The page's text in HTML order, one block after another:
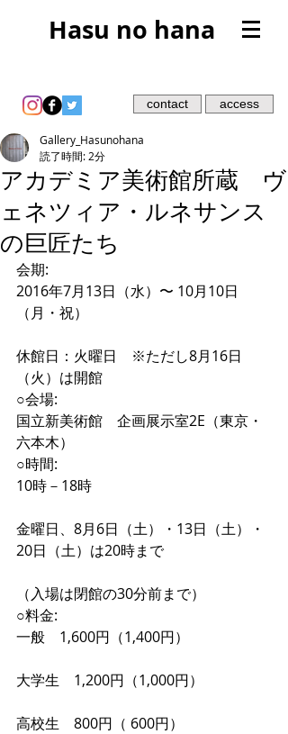
Hasu no hana
contact access
アカデミア美術館所蔵 ヴ
ェネツィア・ルネサンス
の巨匠たち
Gallery_Hasunohana
読了時間: 2分
会期:
2016年7月13日（水）〜 10月10日
（月・祝）
休館日：火曜日　※ただし8月16日
（火）は開館
○会場:
国立新美術館　企画展示室2E（東京・
六本木）
○時間:
10時－18時
金曜日、8月6日（土）・13日（土）・
20日（土）は20時まで
（入場は閉館の30分前まで）
○料金:
一般　1,600円（1,400円）
大学生　1,200円（1,000円）
高校生　800円（ 600円）